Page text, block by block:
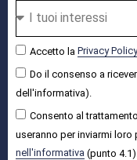
Accetto la Privacy Policy
Do il consenso a
dell'informativa).
Consento al
useranno per inviarmi
nell'informativa (punto 4.1).